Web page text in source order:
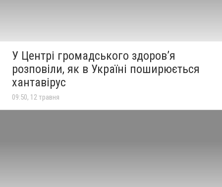
У Центрі громадського здоров’я
розповіли, як в Україні поширюється
хантавірус
09:50, 12 травня